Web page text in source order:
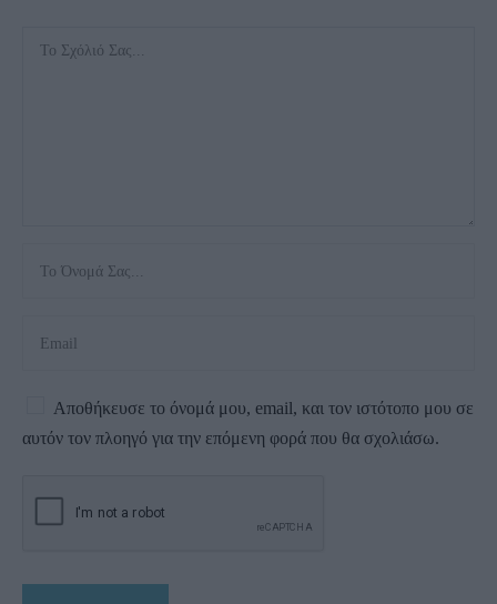
Αποθήκευσε το όνομά μου, email, και τον ιστότοπο μου σε
αυτόν τον πλοηγό για την επόμενη φορά που θα σχολιάσω.